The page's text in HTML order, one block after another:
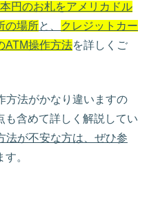
円のお札をアメリカドル
の場所と、
クレジットカー
ATM操作方法を詳しくご
方法がかなり違いますの
も含めて詳しく解説してい
法が不安な方は、ぜひ参
。